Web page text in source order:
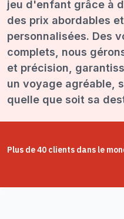
jeu d'enfant grâce à
des prix abordables
personnalisées. Des
complets, nous
et précision,
un voyage agréable,
quelle que soit sa
Plus de 40 clients dans le